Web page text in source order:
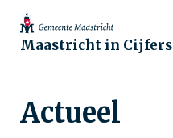
Maastricht in Cijfers
Actueel